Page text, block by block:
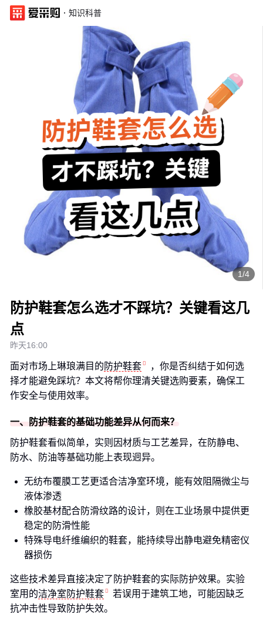
· 知识科普
1/4
防护鞋套怎么选才不踩坑？关键看这几
点
昨天16:00
面对市场上琳琅满目的 防护鞋套
，你是否纠结于如何选
择才能避免踩坑？本文将帮你理清关键选购要素，确保工
作安全与使用效率。
一、防护鞋套的基础功能差异从何而来？
防护鞋套看似简单，实则因材质与工艺差异，在防静电、
防水、防油等基础功能上表现迥异。
无纺布覆膜工艺更适合洁净室环境，能有效阻隔微尘与
液体渗透
橡胶基材配合防滑纹路的设计，则在工业场景中提供更
稳定的防滑性能
特殊导电纤维编织的鞋套，能持续导出静电避免精密仪
器损伤
这些技术差异直接决定了防护鞋套的实际防护效果。实验
室用的洁净室防护鞋套
若误用于建筑工地，可能因缺乏
抗冲击性导致防护失效。